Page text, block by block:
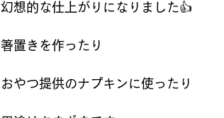
幻想的な仕上がりになりました👍
箸置きを作ったり
おやつ提供のナプキンに使ったり